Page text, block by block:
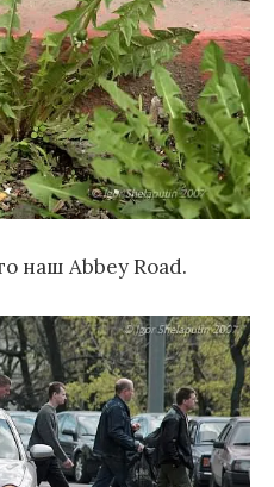
наш Abbey Road.